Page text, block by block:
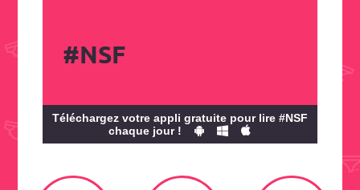
#NSF
Téléchargez votre appli gratuite pour lire #NSF
chaque jour !